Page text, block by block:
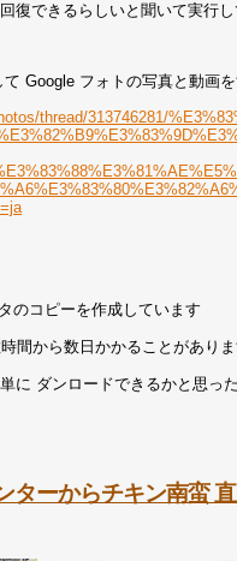
復できるらしいと聞いて実行し
Google フォトの写真と動画
thread/313746281/
のコピーを作成しています
間から数日かかることがあり
に ダンロードできるかと思っ
ターからチキン南蛮